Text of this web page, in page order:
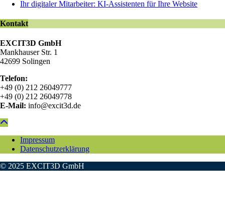
Ihr digitaler Mitarbeiter: KI-Assistenten für Ihre Website
Kontakt
EXCIT3D GmbH
Mankhauser Str. 1
42699 Solingen
Telefon:
+49 (0) 212 26049777
+49 (0) 212 26049778
E-Mail: info@excit3d.de
Impressum
Datenschutzerklärung
© 2025 EXCIT3D GmbH